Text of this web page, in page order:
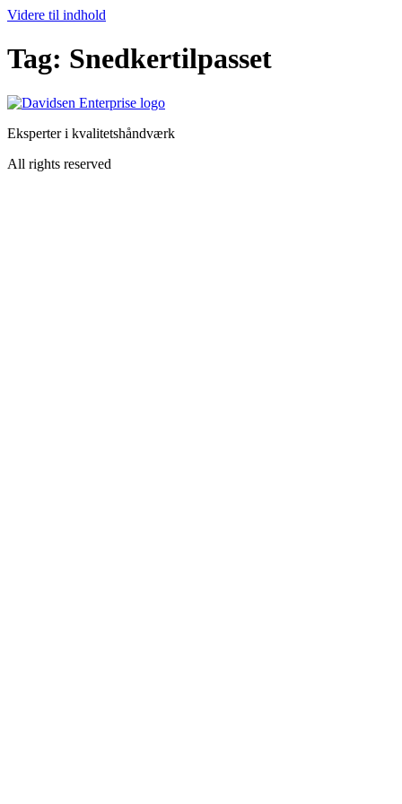
Videre til indhold
Tag: Snedkertilpasset
Eksperter i kvalitetshåndværk
All rights reserved